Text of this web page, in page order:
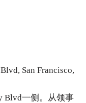
San Francisco,
Blvd一侧。从领事